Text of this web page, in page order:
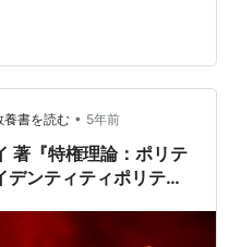
性」の哲学 ポストモダニ
ンソワ・リオタール ジ
コー ジャック・デリダ
と ポストモダニズムのお
ダニズムとは？ 西洋近代
養書を読む • 5年前
著『特権理論：ポリテ
デンティティポリティ
９０点